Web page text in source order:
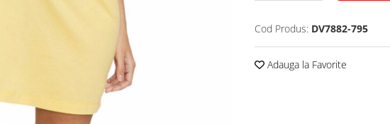
Cod Produs: DV7882-795
Adauga la Favorite